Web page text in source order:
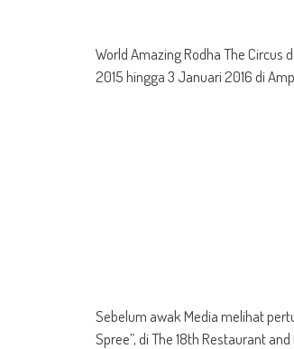
World Amazing Rodha The
2015 hingga 3 Januari 2016 di
Sebelum awak Media melihat
Spree”, di The 18th Restaurant